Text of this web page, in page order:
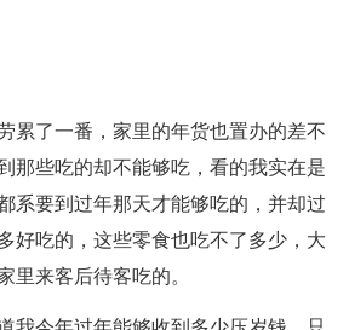
累了一番，家里的年货也置办的差不
那些吃的却不能够吃，看的我实在是
系要到过年那天才能够吃的，并却过
好吃的，这些零食也吃不了多少，大
里来客后待客吃的。